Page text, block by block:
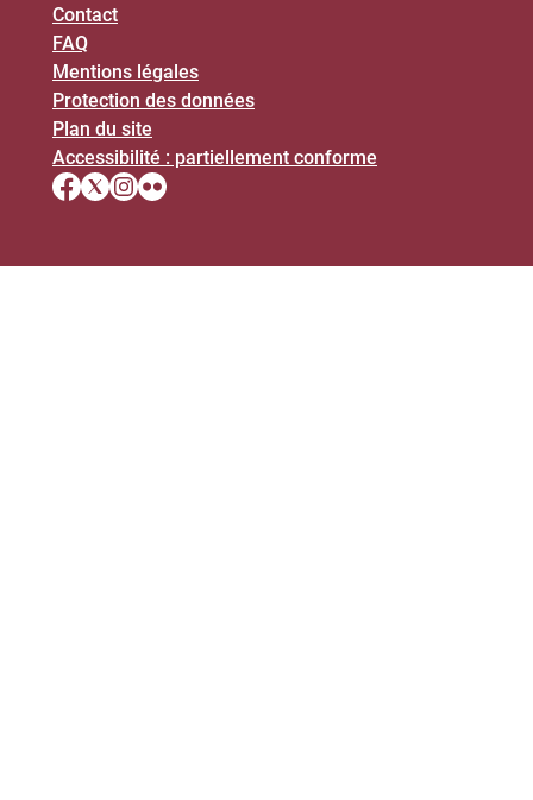
Contact
FAQ
Mentions légales
Protection des données
Plan du site
Accessibilité : partiellement conforme